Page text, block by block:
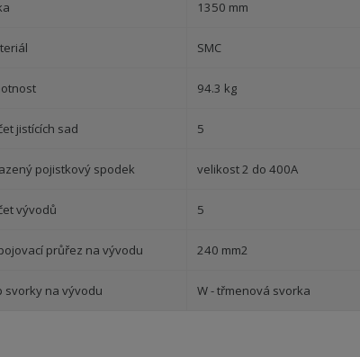
1350 mm
SMC
94.3 kg
jistících sad 5
pojistkový spodek velikost 2 do 400A
vývodů 5
průřez na vývodu 240 mm2
svorky na vývodu W - třmenová svorka